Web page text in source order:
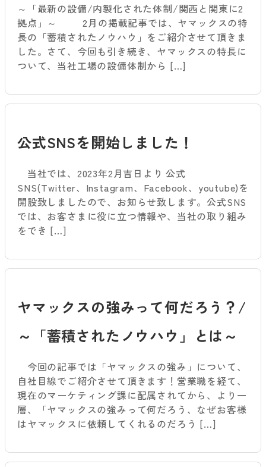
～「最新の設備/内製化された体制/関西と関東に2
拠点」～ 2月の掲載記事では、ヤマックスの特
長の「蓄積されたノウハウ」をご紹介させて頂きま
した。さて、今回も引き続き、ヤマックスの特長に
ついて、当社工場の設備体制から […]
公式SNSを開始しました！
当社では、2023年2月吉日より 公式
SNS(Twitter、Instagram、Facebook、youtube)を
開設致しましたので、お知らせ致します。公式SNS
では、お客さまに役に立つ情報や、当社の取り組み
をでき […]
ヤマックスの強みって何だろう？/
～「蓄積されたノウハウ」とは～
今回の記事では「ヤマックスの強み」について、
自社目線でご紹介させて頂きます！営業職を経て、
現在のマーケティング課に配属されてから、より一
層、「ヤマックスの強みって何だろう、なぜお客様
はヤマックスに依頼してくれるのだろう […]